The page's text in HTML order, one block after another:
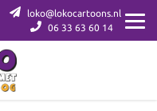
loko@lokocartoons.nl
06 33 63 60 14